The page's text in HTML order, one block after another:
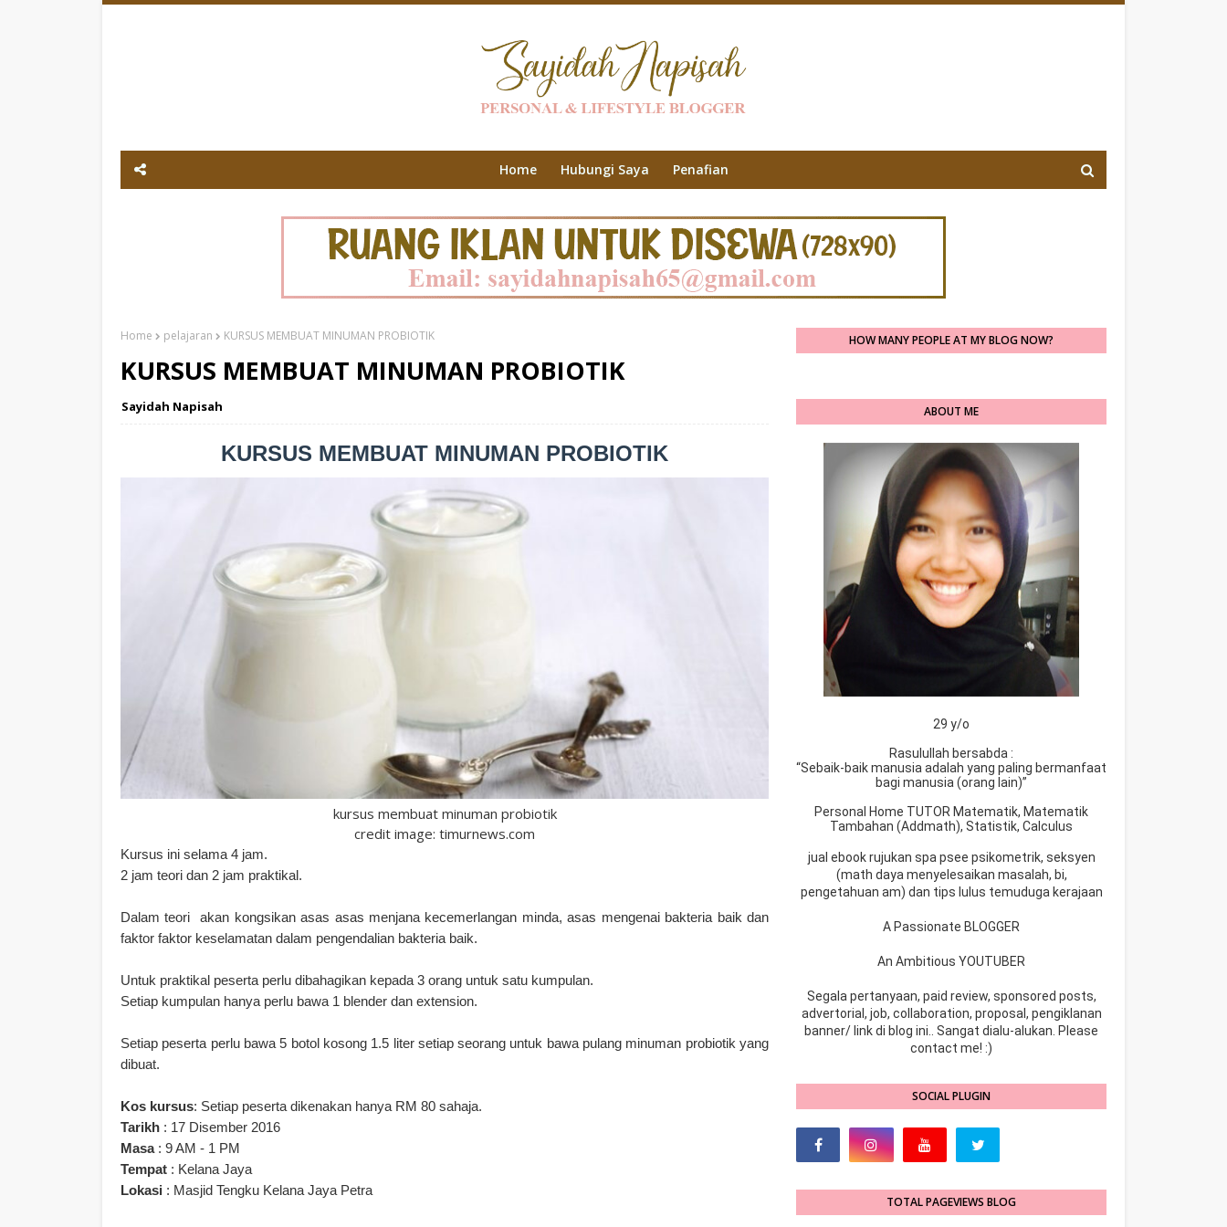
Home Hubungi Saya Penafian
Home pelajaran KURSUS MEMBUAT MINUMAN PROBIOTIK
KURSUS MEMBUAT MINUMAN PROBIOTIK
Sayidah Napisah
KURSUS MEMBUAT MINUMAN PROBIOTIK
kursus membuat minuman probiotik
credit image: timurnews.com
Kursus ini selama 4 jam.
2 jam teori dan 2 jam praktikal.
Dalam teori akan kongsikan asas asas menjana kecemerlangan minda, asas mengenai bakteria baik dan
faktor faktor keselamatan dalam pengendalian bakteria baik.
Untuk praktikal peserta perlu dibahagikan kepada 3 orang untuk satu kumpulan.
Setiap kumpulan hanya perlu bawa 1 blender dan extension.
Setiap peserta perlu bawa 5 botol kosong 1.5 liter setiap seorang untuk bawa pulang minuman probiotik yang
dibuat.
Kos kursus: Setiap peserta dikenakan hanya RM 80 sahaja.
Tarikh : 17 Disember 2016
Masa: 9 AM - 1 PM
Tempat : Kelana Jaya
Lokasi : Masjid Tengku Kelana Jaya Petra
HOW MANY PEOPLE AT MY BLOG NOW?
ABOUT ME
29 y/o
Rasulullah bersabda :
“Sebaik-baik manusia adalah yang paling bermanfaat
bagi manusia (orang lain)”
Personal Home TUTOR Matematik, Matematik
Tambahan (Addmath), Statistik, Calculus
jual ebook rujukan spa psee psikometrik, seksyen
(math daya menyelesaikan masalah, bi,
pengetahuan am) dan tips lulus temuduga kerajaan
A Passionate BLOGGER
An Ambitious YOUTUBER
Segala pertanyaan, paid review, sponsored posts,
advertorial, job, collaboration, proposal, pengiklanan
banner/ link di blog ini.. Sangat dialu-alukan. Please
contact me! :)
SOCIAL PLUGIN
TOTAL PAGEVIEWS BLOG